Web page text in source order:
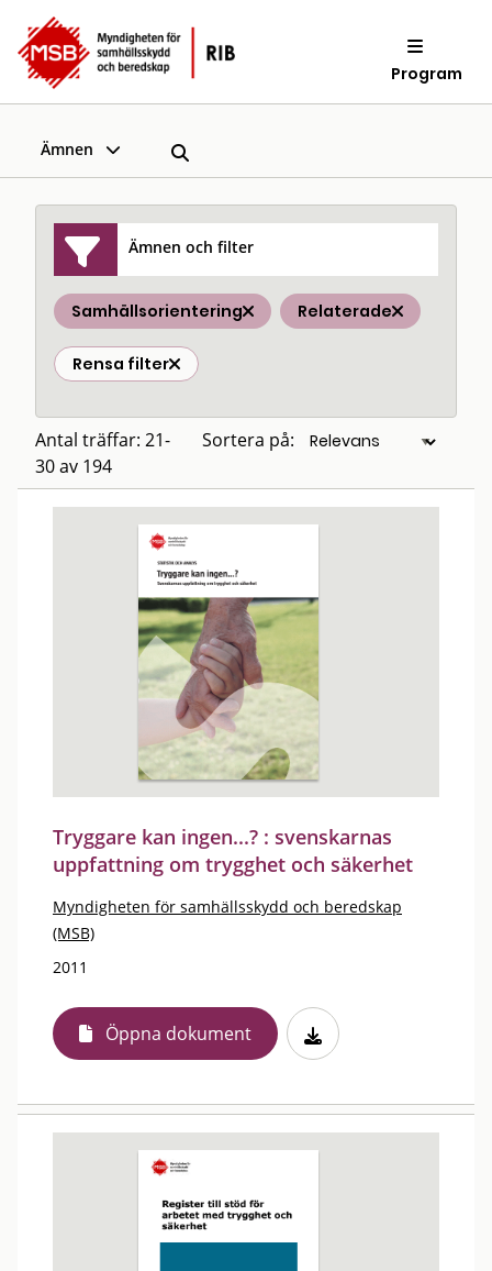
Program
Ämnen
Ämnen och filter
Samhällsorientering Relaterade
Rensa filter
Antal träffar: 21-
30 av 194
Sortera på:
Tryggare kan ingen...? : svenskarnas
uppfattning om trygghet och säkerhet
Myndigheten för samhällsskydd och beredskap
(MSB)
2011
Öppna dokument